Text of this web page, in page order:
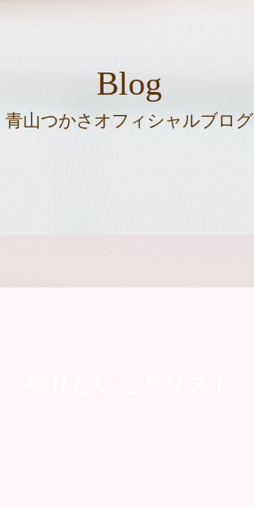
Blog
青山つかさオフィシャルブログ